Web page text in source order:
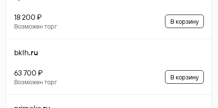
18 200 ₽
Возможен торг
В корзину
bklh.ru
63 700 ₽
Возможен торг
В корзину